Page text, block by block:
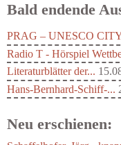
Bald endende
PRAG – UNESCO
Radio T - Hörspiel
Literaturblätter der...
Hans-Bernhard-Schiff-...
Neu erschienen: